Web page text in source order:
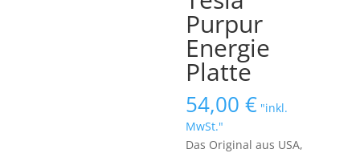
Purpur
Energie
Platte
54,00€ "inkl.
MwSt."
Das Original aus USA,